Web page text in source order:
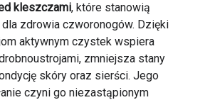
kleszczami, które stanowią
zdrowia czworonogów. Dzięki
aktywnym czystek wspiera
zmniejsza stany
skóry oraz sierści. Jego
czyni go niezastąpionym